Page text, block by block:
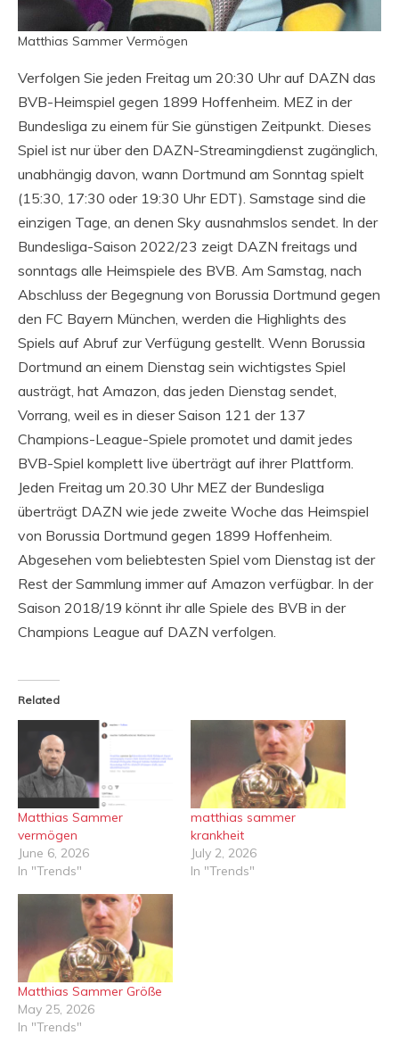
Matthias Sammer Vermögen
Verfolgen Sie jeden Freitag um 20:30 Uhr auf DAZN das
BVB-Heimspiel gegen 1899 Hoffenheim. MEZ in der
Bundesliga zu einem für Sie günstigen Zeitpunkt. Dieses
Spiel ist nur über den DAZN-Streamingdienst zugänglich,
unabhängig davon, wann Dortmund am Sonntag spielt
(15:30, 17:30 oder 19:30 Uhr EDT). Samstage sind die
einzigen Tage, an denen Sky ausnahmslos sendet. In der
Bundesliga-Saison 2022/23 zeigt DAZN freitags und
sonntags alle Heimspiele des BVB. Am Samstag, nach
Abschluss der Begegnung von Borussia Dortmund gegen
den FC Bayern München, werden die Highlights des
Spiels auf Abruf zur Verfügung gestellt. Wenn Borussia
Dortmund an einem Dienstag sein wichtigstes Spiel
austrägt, hat Amazon, das jeden Dienstag sendet,
Vorrang, weil es in dieser Saison 121 der 137
Champions-League-Spiele promotet und damit jedes
BVB-Spiel komplett live überträgt auf ihrer Plattform.
Jeden Freitag um 20.30 Uhr MEZ der Bundesliga
überträgt DAZN wie jede zweite Woche das Heimspiel
von Borussia Dortmund gegen 1899 Hoffenheim.
Abgesehen vom beliebtesten Spiel vom Dienstag ist der
Rest der Sammlung immer auf Amazon verfügbar. In der
Saison 2018/19 könnt ihr alle Spiele des BVB in der
Champions League auf DAZN verfolgen.
Related
Matthias Sammer
vermögen
June 6, 2026
In "Trends"
matthias sammer
krankheit
July 2, 2026
In "Trends"
Matthias Sammer Größe
May 25, 2026
In "Trends"